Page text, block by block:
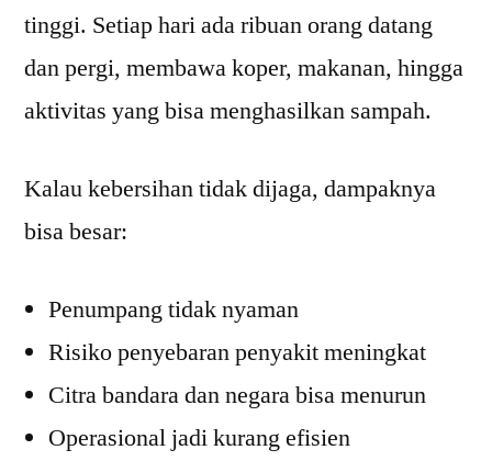
tinggi. Setiap hari ada ribuan orang datang
dan pergi, membawa koper, makanan, hingga
aktivitas yang bisa menghasilkan sampah.
Kalau kebersihan tidak dijaga, dampaknya
bisa besar:
Penumpang tidak nyaman
Risiko penyebaran penyakit meningkat
Citra bandara dan negara bisa menurun
Operasional jadi kurang efisien